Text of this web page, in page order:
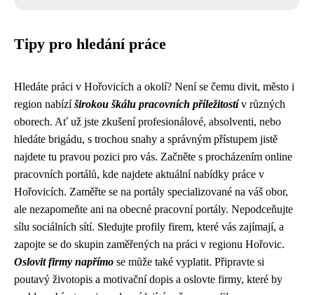
Tipy pro hledání práce
Hledáte práci v Hořovicích a okolí? Není se čemu divit, město i
region nabízíširokou škálu pracovních příležitostív různých
oborech. Ať už jste zkušení profesionálové, absolventi, nebo
hledáte brigádu, s trochou snahy a správným přístupem jistě
najdete tu pravou pozici pro vás. Začněte s procházením online
pracovních portálů, kde najdete aktuální nabídky práce v
Hořovicích. Zaměřte se na portály specializované na váš obor,
ale nezapomeňte ani na obecné pracovní portály. Nepodceňujte
sílu sociálních sítí. Sledujte profily firem, které vás zajímají, a
zapojte se do skupin zaměřených na práci v regionu Hořovic.
Oslovit firmy napřímo se může také vyplatit. Připravte si
poutavý životopis a motivační dopis a oslovte firmy, které by